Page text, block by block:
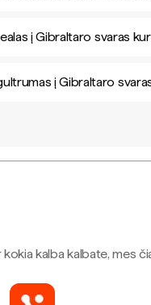
į Gibraltaro svaras
į Gibraltaro
kalba kalbate, mes